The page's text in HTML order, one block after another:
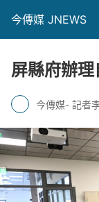
今傳媒 JNEWS
屏縣府辦
今傳媒- 記者